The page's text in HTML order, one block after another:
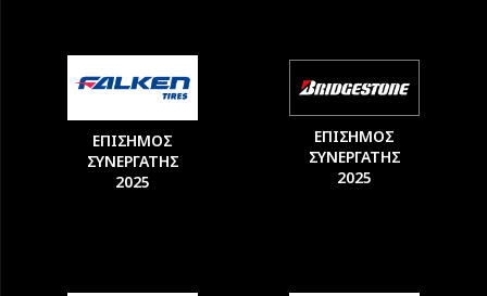
ΕΠΙΣΗΜΟΣ
ΣΥΝΕΡΓΑΤΗΣ
2025
ΕΠΙΣΗΜΟΣ
ΣΥΝΕΡΓΑΤΗΣ
2025